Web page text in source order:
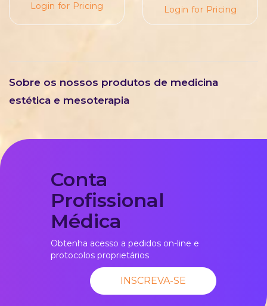
Login for Pricing Login for Pricing
Sobre os nossos produtos de medicina
estética e mesoterapia
Conta
Profissional
Médica
Obtenha acesso a pedidos on-line e
protocolos proprietários
INSCREVA-SE